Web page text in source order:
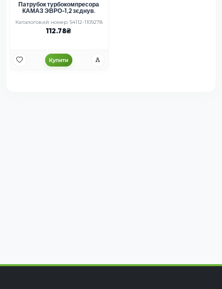
Патрубок турбокомпресора
КАМАЗ ЭВРО-1,2 зєднув.
Каталоговий номер: 54112-1109278
112.78
Купити